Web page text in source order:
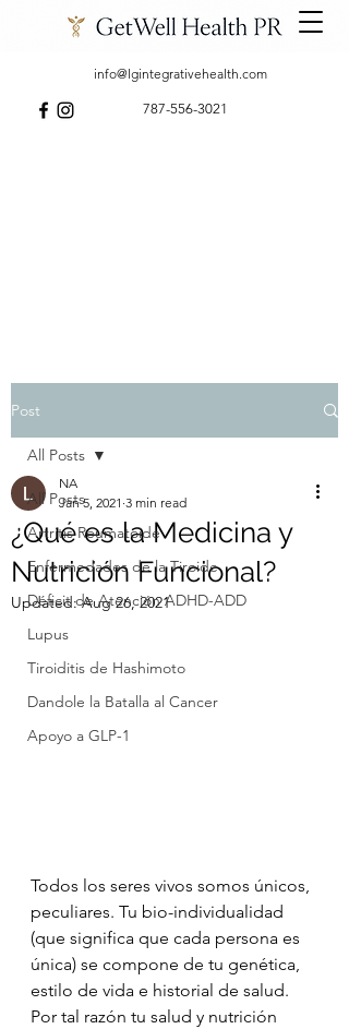
787-556-3021
info@lgintegrativehealth.com
Post
All Posts
Artritis Reumatoide
Enfermedades de la Tiroide
Déficit de Atención ADHD-ADD
Lupus
Tiroiditis de Hashimoto
Dandole la Batalla al Cancer
Apoyo a GLP-1
All Posts
¿Qué es la Medicina y
Nutrición Funcional?
NA
Jan 5, 2021 3 min read
Updated:Aug 26, 2021
Todos los seres vivos somos únicos,
peculiares. Tu bio-individualidad
(que significa que cada persona es
única) se compone de tu genética,
estilo de vida e historial de salud.
Por tal razón tu salud y nutrición